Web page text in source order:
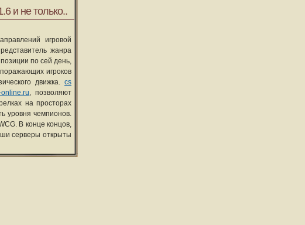
и не только..
игровой
жанра
по сей день,
игроков
движка. cs
online.ru, позволяют
на просторах
уровня чемпионов.
В конце концов,
серверы открыты